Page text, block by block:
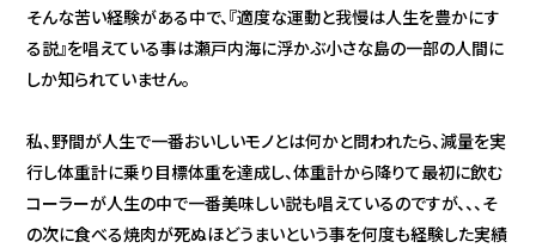
そんな苦い経験がある中で、『適度な運動と我慢は人生を豊かにす
る説』を唱えている事は瀬戸内海に浮かぶ小さな島の一部の人間に
しか知られていません。
私、野間が人生で一番おいしいモノとは何かと問われたら、減量を実
行し体重計に乗り目標体重を達成し、体重計から降りて最初に飲む
コーラーが人生の中で一番美味しい説も唱えているのですが、、、そ
の次に食べる焼肉が死ぬほどうまいという事を何度も経験した実績